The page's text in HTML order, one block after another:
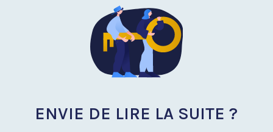
ENVIE DE LIRE LA SUITE ?